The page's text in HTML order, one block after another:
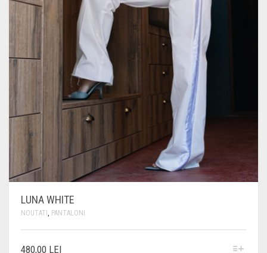
LUNA WHITE
NOUTATI , PANTALONI
480,00 LEI